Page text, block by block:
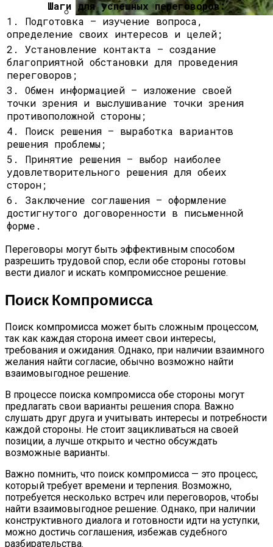
Что Такое Княженика, Где Произрастает
Ягода, Как Выглядит И Как Вырастить
Арктическую Малину На Участке
Шаги для успешных переговоров:
1. Подготовка — изучение вопроса,
определение своих интересов и целей;
2. Установление контакта — создание
благоприятной обстановки для проведения
переговоров;
3. Обмен информацией — изложение своей
точки зрения и выслушивание точки зрения
противоположной стороны;
4. Поиск решения — выработка вариантов
решения проблемы;
5. Принятие решения — выбор наиболее
удовлетворительного решения для обеих
сторон;
6. Заключение соглашения — оформление
достигнутого договоренности в письменной
форме.
Переговоры могут быть эффективным способом
разрешить трудовой спор, если обе стороны готовы
вести диалог и искать компромиссное решение.
Поиск Компромисса
Поиск компромисса может быть сложным процессом,
так как каждая сторона имеет свои интересы,
требования и ожидания. Однако, при наличии взаимного
желания найти согласие, обычно возможно найти
взаимовыгодное решение.
В процессе поиска компромисса обе стороны могут
предлагать свои варианты решения спора. Важно
слушать друг друга и учитывать интересы и потребности
каждой стороны. Не стоит зацикливаться на своей
позиции, а лучше открыто и честно обсуждать
возможные варианты.
Важно помнить, что поиск компромисса — это процесс,
который требует времени и терпения. Возможно,
потребуется несколько встреч или переговоров, чтобы
найти взаимовыгодное решение. Однако, при наличии
конструктивного диалога и готовности идти на уступки,
можно достичь соглашения, избежав судебного
разбирательства.